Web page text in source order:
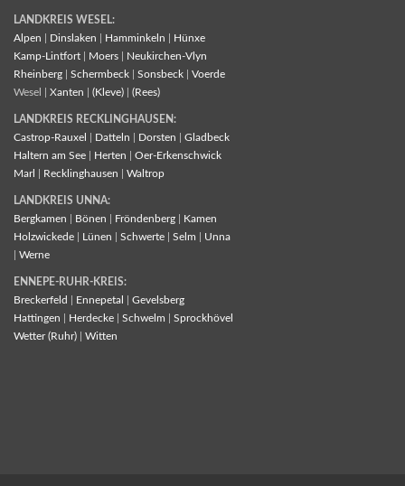
LANDKREIS WESEL:
Alpen
Dinslaken Hamminkeln
Hünxe
Kamp-Lintfort
Moers
Neukirchen-Vlyn
Rheinberg
Schermbeck Sonsbeck
Voerde
Wesel | Xanten (Kleve) (Rees)
LANDKREIS RECKLINGHAUSEN:
Castrop-Rauxel
Datteln Dorsten
Gladbeck
Haltern am See
Herten
Oer-Erkenschwick
Marl
Recklinghausen Waltrop
LANDKREIS UNNA:
Bergkamen
Bönen Fröndenberg
Kamen
Holzwickede
Lünen Schwerte Selm
Unna
Werne
ENNEPE-RUHR-KREIS:
Breckerfeld
Ennepetal
Gevelsberg
Hattingen
Herdecke Schwelm
Sprockhövel
Wetter (Ruhr)
Witten